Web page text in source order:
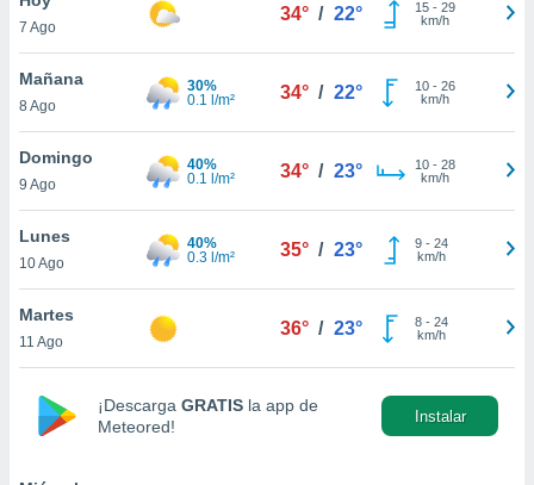
en
más
nuestra
de
7 Ago
34° / 22° 15- 29
km/h
Mañana
8 Ago
30%
0.1 l/m²
34° / 22° 10- 26
km/h
Domingo
9 Ago
40%
0.1 l/m²
34° / 23° 10- 28
km/h
Lunes
10 Ago
40%
0.3 l/m²
35° / 23° 9- 24
km/h
Martes
11 Ago
36° / 23° 8- 24
km/h
¡Descarga GRATIS la app de
Meteored!
Instalar